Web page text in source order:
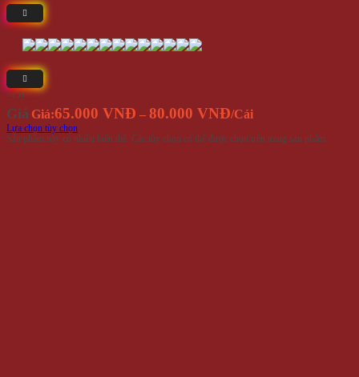
⭐(5)
Giá Giá:65.000 VNĐ – 80.000 VNĐ/Cái
Lựa chọn tùy chọn
Sản phẩm này có nhiều biến thể. Các tùy chọn có thể được chọn trên trang sản phẩm